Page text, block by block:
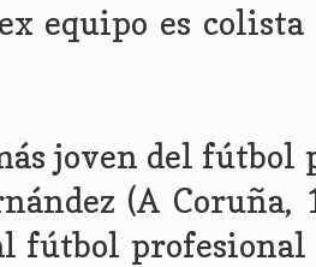
equipo es
joven del fútbol
(A
fútbol